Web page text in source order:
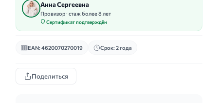
Анна Сергеевна
Провизор · стаж более 8 лет
Сертификат подтверждён
EAN: 4620070270019 Срок: 2 года
Поделиться